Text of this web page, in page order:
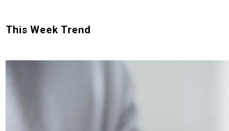
This Week Trend